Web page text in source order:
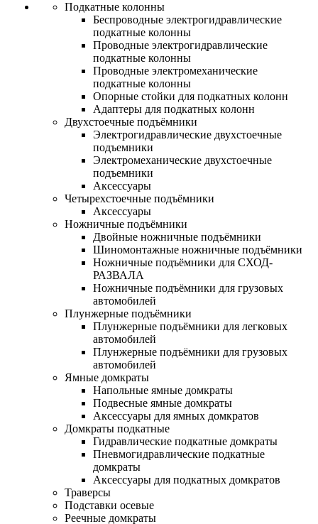
Подкатные колонны
Беспроводные электрогидравлические
подкатные колонны
Проводные электрогидравлические
подкатные колонны
Проводные электромеханические
подкатные колонны
Опорные стойки для подкатных колонн
Адаптеры для подкатных колонн
Двухстоечные подъёмники
Электрогидравлические двухстоечные
подъемники
Электромеханические двухстоечные
подъемники
Аксессуары
Четырехстоечные подъёмники
Аксессуары
Ножничные подъёмники
Двойные ножничные подъёмники
Шиномонтажные ножничные подъёмники
Ножничные подъёмники для СХОД-
РАЗВАЛА
Ножничные подъёмники для грузовых
автомобилей
Плунжерные подъёмники
Плунжерные подъёмники для легковых
автомобилей
Плунжерные подъёмники для грузовых
автомобилей
Ямные домкраты
Напольные ямные домкраты
Подвесные ямные домкраты
Аксессуары для ямных домкратов
Домкраты подкатные
Гидравлические подкатные домкраты
Пневмогидравлические подкатные
домкраты
Аксессуары для подкатных домкратов
Траверсы
Подставки осевые
Реечные домкраты